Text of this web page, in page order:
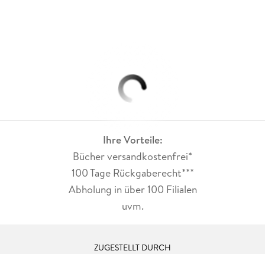
Ihre Vorteile:
Bücher versandkostenfrei*
100 Tage Rückgaberecht***
Abholung in über 100 Filialen
uvm.
ZUGESTELLT DURCH